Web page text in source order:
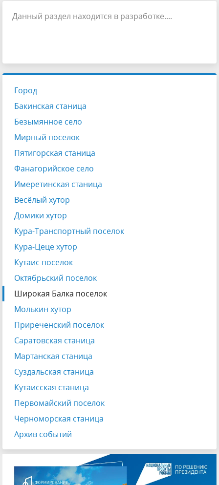
Данный раздел находится в разработке....
Город
Бакинская станица
Безымянное село
Мирный поселок
Пятигорская станица
Фанагорийское село
Имеретинская станица
Весёлый хутор
Домики хутор
Кура-Транспортный поселок
Кура-Цеце хутор
Кутаис поселок
Октябрьский поселок
Широкая Балка поселок
Молькин хутор
Приреченский поселок
Саратовская станица
Мартанская станица
Суздальская станица
Кутаисская станица
Первомайский поселок
Черноморская станица
Архив событий